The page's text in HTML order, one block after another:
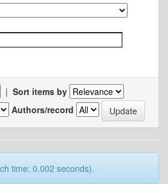
| Sort items by
Authors/record
time: 0.002 seconds).